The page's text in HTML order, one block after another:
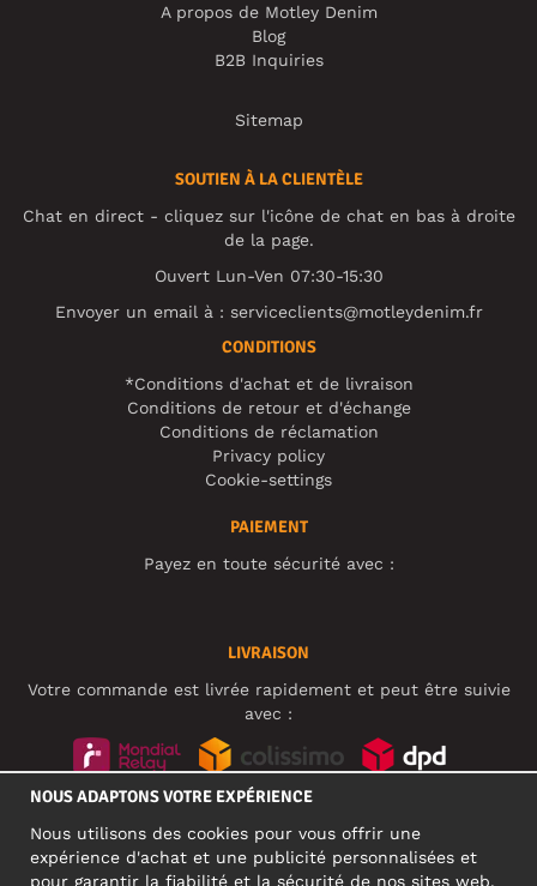
A propos de Motley Denim
Blog
B2B Inquiries
Sitemap
SOUTIEN À LA CLIENTÈLE
Chat en direct - cliquez sur l'icône de chat en bas à droite
de la page.
Ouvert Lun-Ven 07:30-15:30
Envoyer un email à : serviceclients@motleydenim.fr
CONDITIONS
*Conditions d'achat et de livraison
Conditions de retour et d'échange
Conditions de réclamation
Privacy policy
Cookie-settings
PAIEMENT
Payez en toute sécurité avec :
LIVRAISON
Votre commande est livrée rapidement et peut être suivie
avec :
NOUS ADAPTONS VOTRE EXPÉRIENCE
Nous utilisons des cookies pour vous offrir une
expérience d'achat et une publicité personnalisées et
pour garantir la fiabilité et la sécurité de nos sites web.